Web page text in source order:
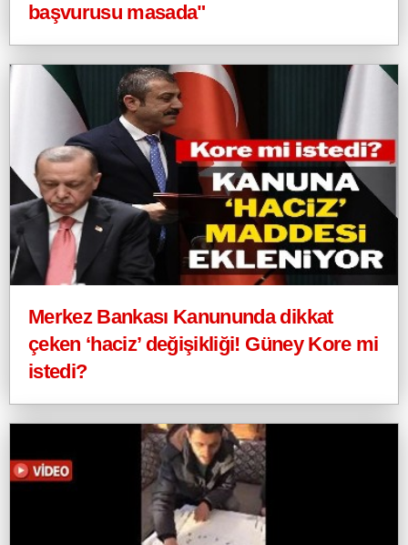
başvurusu masada"
Merkez Bankası Kanununda dikkat
çeken ‘haciz’ değişikliği! Güney Kore mi
istedi?